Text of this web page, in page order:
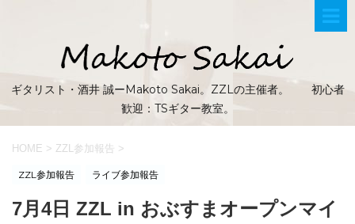
ギタリスト・酒井 誠ーMakoto Sakai。ZZLの主催者。 初心者
歓迎：TSギター教室。
HOME > ZZL参加報告 >
ZZL参加報告 ライブ参加報告
7月4日 ZZL in おぶすまオープンマイ